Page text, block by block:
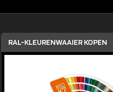
RAL-KLEURENWAAIER KOPEN